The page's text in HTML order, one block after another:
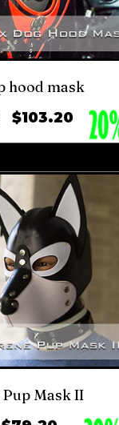
hood mask
ราคา
$103.20ราคา
ขาย
Mask II